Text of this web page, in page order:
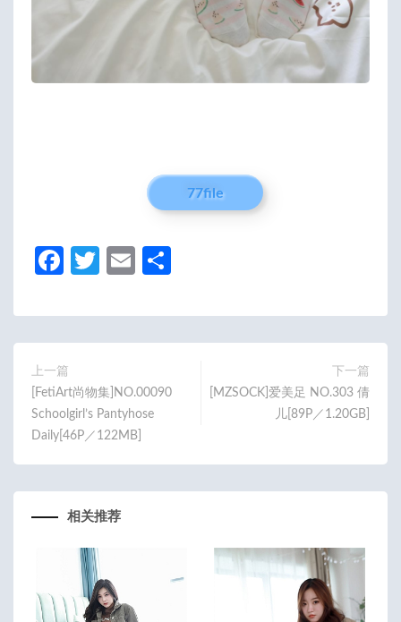
77file
Fa
b
o
o
k
T
itt
er
E
ail
上一篇
[FetiArt尚物集]NO.00090
Schoolgirl’s Pantyhose
Daily[46P／122MB]
下一篇
[MZSOCK]爱美足 NO.303 倩
儿[89P／1.20GB]
相关推荐